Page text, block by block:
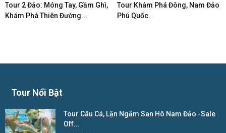
Tour 2 Đảo: Móng Tay, Gầm Ghì,
Khám Phá Thiên Đường...
Tour Khám Phá Đông, Nam Đảo
Phú Quốc.
Tour Nổi Bật
Tour Câu Cá, Lặn Ngắm San Hô Nam Đảo -Sale
Off...